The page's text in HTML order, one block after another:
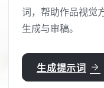
词，帮助作品视觉
生成与审稿。
生成提示词 arrow_forward